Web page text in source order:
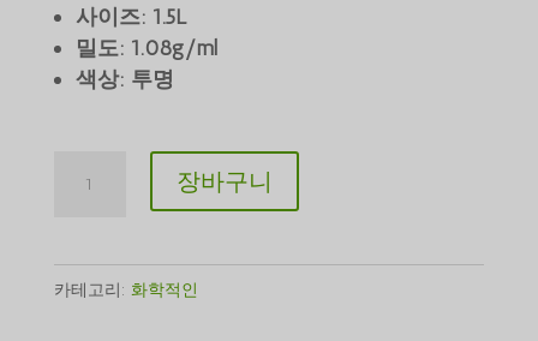
격:
사이즈: 1.5L
밀도: 1.08g/ml
색상: 투명
1.5Liter
장바구니
카테고리: 화학적인